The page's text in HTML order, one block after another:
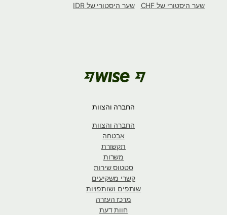
שער היסטורי של CHF
שער היסטורי של IDR
החברה והצוות
החברה והצוות
אבטחה
תקשורת
משרות
סטטוס שירות
קשרי משקיעים
שותפים ושותפויות
מרכז העזרה
חוות דעת